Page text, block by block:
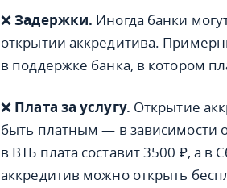
❌Задержки. Иногда банки
открытии аккредитива.
в поддержке банка, в котором
❌ Плата за услугу. Открытие
быть платным — в зависимости
в ВТБ плата составит 3500 ₽, а
аккредитив можно открыть